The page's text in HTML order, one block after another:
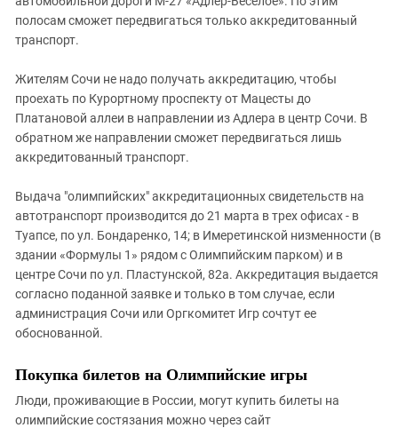
полосам сможет передвигаться только аккредитованный
транспорт.
Жителям Сочи не надо получать аккредитацию, чтобы
проехать по Курортному проспекту от Мацесты до
Платановой аллеи в направлении из Адлера в центр Сочи. В
обратном же направлении сможет передвигаться лишь
аккредитованный транспорт.
Выдача "олимпийских" аккредитационных свидетельств на
автотранспорт производится до 21 марта в трех офисах - в
Туапсе, по ул. Бондаренко, 14; в Имеретинской низменности (в
здании «Формулы 1» рядом с Олимпийским парком) и в
центре Сочи по ул. Пластунской, 82а. Аккредитация выдается
согласно поданной заявке и только в том случае, если
администрация Сочи или Оргкомитет Игр сочтут ее
обоснованной.
Покупка билетов на Олимпийские игры
Люди, проживающие в России, могут купить билеты на
олимпийские состязания можно через сайт